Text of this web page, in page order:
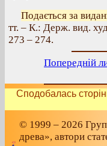
Подається за
тт. – К.: Держ. вид.
273 – 274.
Попередній
Сподобалась
© 1999 – 2026
древа», автори